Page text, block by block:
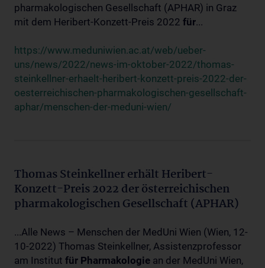
pharmakologischen Gesellschaft (APHAR) in Graz
mit dem Heribert-Konzett-Preis 2022 für...
https://www.meduniwien.ac.at/web/ueber-
uns/news/2022/news-im-oktober-2022/thomas-
steinkellner-erhaelt-heribert-konzett-preis-2022-der-
oesterreichischen-pharmakologischen-gesellschaft-
aphar/menschen-der-meduni-wien/
Thomas Steinkellner erhält Heribert-
Konzett-Preis 2022 der österreichischen
pharmakologischen Gesellschaft (APHAR)
...Alle News – Menschen der MedUni Wien (Wien, 12-
10-2022) Thomas Steinkellner, Assistenzprofessor
am Institut für Pharmakologie an der MedUni Wien,